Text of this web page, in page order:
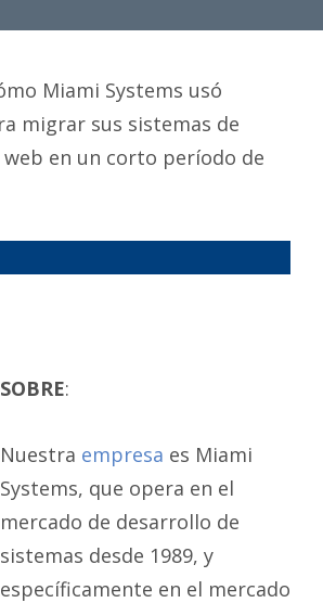
Miami Systems usó
migrar sus sistemas de
en un corto período de
SOBRE:
Nuestra empresa es Miami
Systems, que opera en el
mercado de desarrollo de
sistemas desde 1989, y
específicamente en el mercado